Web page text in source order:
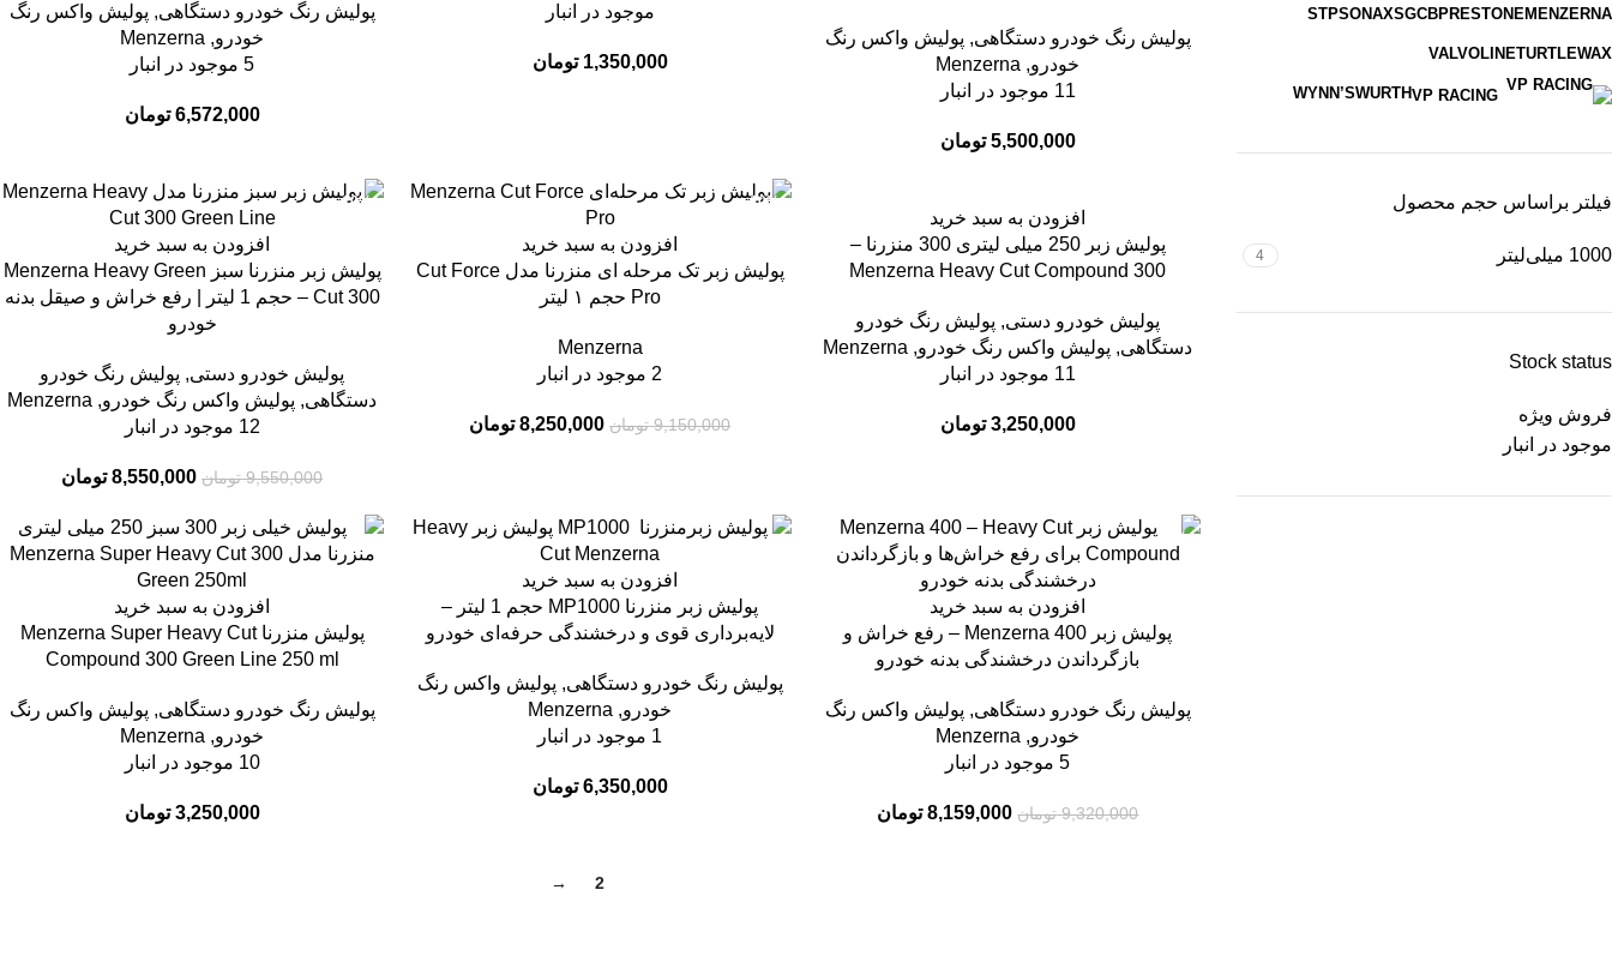
MENZERNA
PRESTONE
SGCB
SONAX
STP
TURTLEWAX
VALVOLINE
VP RACING
WURTH
WYNN’S
فیلتر براساس حجم محصول
1000 میلی‌لیتر 4
Stock status
فروش ویژه
موجود در انبار
پولیش رنگ خودرو دستگاهی, پولیش واکس رنگ
خودرو,
Menzerna
11 موجود در انبار
5,500,000 تومان
موجود در انبار
1,350,000 تومان
پولیش رنگ خودرو دستگاهی, پولیش واکس رنگ
خودرو,
Menzerna
5 موجود در انبار
6,572,000 تومان
افزودن به سبد خرید
پولیش زبر 250 میلی لیتری 300 منزرنا –
Menzerna Heavy Cut Compound 300
پولیش خودرو دستی, پولیش رنگ خودرو
دستگاهی, پولیش واکس رنگ خودرو,
Menzerna
11 موجود در انبار
3,250,000 تومان
-10%
افزودن به سبد خرید
پولیش زبر تک مرحله ای منزرنا مدل Cut Force
Pro حجم ۱ لیتر
Menzerna
2 موجود در انبار
9,150,000 تومان 8,250,000 تومان
-10%
افزودن به سبد خرید
پولیش زبر منزرنا سبز Menzerna Heavy Green
Cut 300 – حجم 1 لیتر | رفع خراش و صیقل بدنه
خودرو
پولیش خودرو دستی, پولیش رنگ خودرو
دستگاهی, پولیش واکس رنگ خودرو,
Menzerna
12 موجود در انبار
9,550,000 تومان 8,550,000 تومان
-12%
افزودن به سبد خرید
پولیش زبر Menzerna 400 – رفع خراش و
بازگرداندن درخشندگی بدنه خودرو
پولیش رنگ خودرو دستگاهی, پولیش واکس رنگ
خودرو,
Menzerna
5 موجود در انبار
9,320,000 تومان 8,159,000 تومان
افزودن به سبد خرید
پولیش زبر منزرنا MP1000 حجم 1 لیتر –
لایه‌برداری قوی و درخشندگی حرفه‌ای خودرو
پولیش رنگ خودرو دستگاهی, پولیش واکس رنگ
خودرو,
Menzerna
1 موجود در انبار
6,350,000 تومان
افزودن به سبد خرید
پولیش منزرنا Menzerna Super Heavy Cut
Compound 300 Green Line 250 ml
پولیش رنگ خودرو دستگاهی, پولیش واکس رنگ
خودرو,
Menzerna
10 موجود در انبار
3,250,000 تومان
2
→